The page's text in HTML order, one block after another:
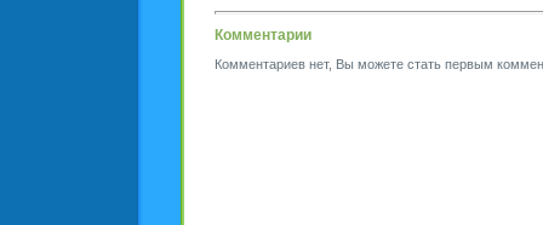
Комментарии
Комментариев нет, Вы можете стать первым